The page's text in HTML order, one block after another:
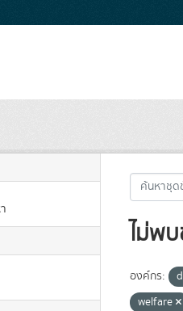
ไม่พ
องค์กร:
welfare